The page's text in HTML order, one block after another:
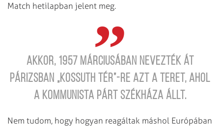
Match hetilapban jelent meg.
Akkor, 1957 márciusában nevezték át
Párizsban „Kossuth tér”-re azt a teret, ahol
a kommunista párt székháza állt.
Nem tudom, hogy hogyan reagáltak máshol Európában